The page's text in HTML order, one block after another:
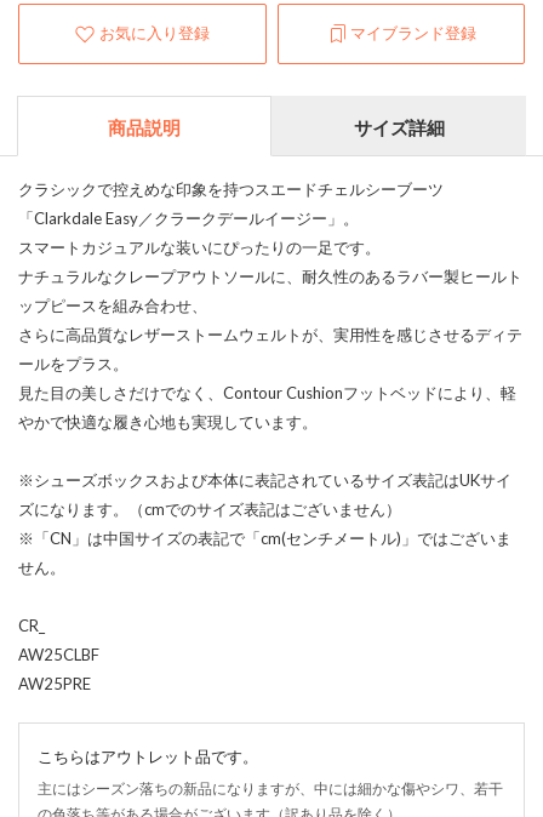
お気に入り登録 マイブランド登録
商品説明 サイズ詳細
クラシックで控えめな印象を持つスエードチェルシーブーツ
「Clarkdale Easy／クラークデールイージー」。
スマートカジュアルな装いにぴったりの一足です。
ナチュラルなクレープアウトソールに、耐久性のあるラバー製ヒールト
ップピースを組み合わせ、
さらに高品質なレザーストームウェルトが、実用性を感じさせるディテ
ールをプラス。
見た目の美しさだけでなく、Contour Cushionフットベッドにより、軽
やかで快適な履き心地も実現しています。
※シューズボックスおよび本体に表記されているサイズ表記はUKサイ
ズになります。（cmでのサイズ表記はございません）
※「CN」は中国サイズの表記で「cm(センチメートル)」ではございま
せん。
CR_
AW25CLBF
AW25PRE
こちらはアウトレット品です。
主にはシーズン落ちの新品になりますが、中には細かな傷やシワ、若干